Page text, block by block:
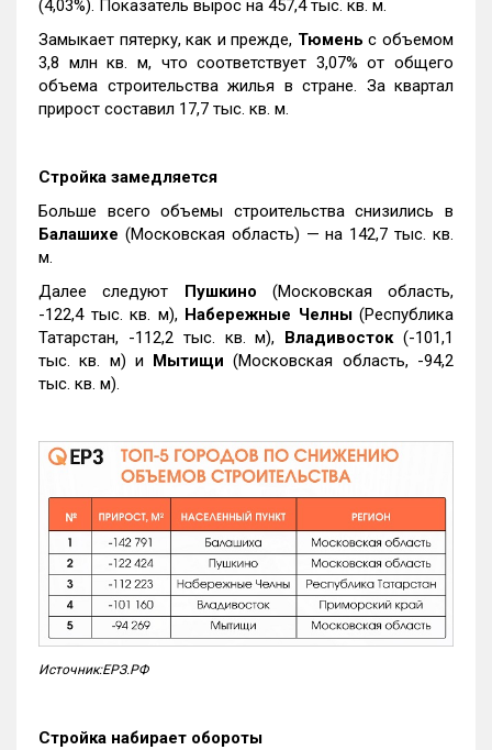
(4,03%). Показатель вырос на 457,4 тыс. кв. м.
Замыкает пятерку, как и прежде, Тюмень с объемом
3,8 млн кв. м, что соответствует 3,07% от общего
объема строительства жилья в стране. За квартал
прирост составил 17,7 тыс. кв. м.
Стройка замедляется
Больше всего объемы строительства снизились в
Балашихе (Московская область) — на 142,7 тыс. кв.
м.
Далее следуют Пушкино (Московская область,
-122,4 тыс. кв. м), Набережные Челны(Республика
Татарстан, -112,2 тыс. кв. м), Владивосток(-101,1
тыс. кв. м) и Мытищи (Московская область, -94,2
тыс. кв. м).
Источник:ЕРЗ.РФ
Стройка набирает обороты